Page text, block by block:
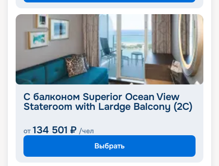
С балконом Superior Ocean View
Stateroom with Lardge Balcony (2C)
от 134 501 ₽ /чел
Выбрать